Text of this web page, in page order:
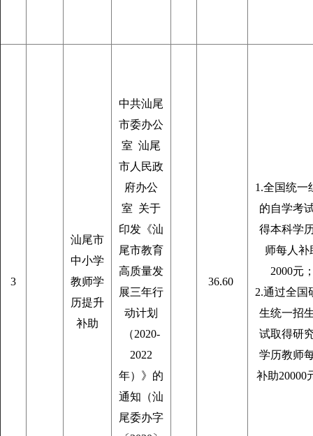
3
汕尾市
中小学
教师学
历提升
补助
中共汕尾
市委办公
室 汕尾
市人民政
府办公
室 关于
印发《汕
尾市教育
高质量发
展三年行
动计划
（2020-
2022
年）》的
通知（汕
尾委办字
36.60
1.全国统一
的自学考
得本科学
师每人补
2000元
2.通过全国
生统一招
试取得研
学历教师
补助20000